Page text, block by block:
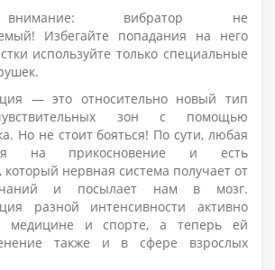
вибратор не
Избегайте попадания на него
используйте только специальные
— это относительно новый тип
зон с помощью
Но не стоит бояться! По сути, любая
на прикосновение и есть
который нервная система получает от
и посылает нам в мозг.
разной интенсивности активно
медицине и спорте, а теперь ей
также и в сфере взрослых